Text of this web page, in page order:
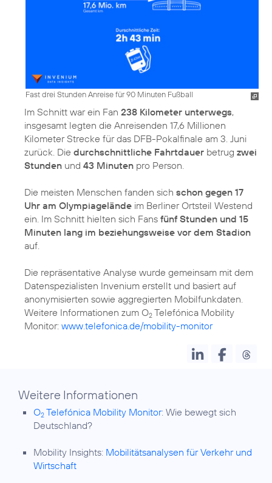
Fast drei Stunden Anreise für 90 Minuten Fußball
Im Schnitt war ein Fan 238 Kilometer unterwegs,
insgesamt legten die Anreisenden 17,6 Millionen
Kilometer Strecke für das DFB-Pokalfinale am 3. Juni
zurück. Die durchschnittliche Fahrtdauer betrug zwei
Stunden und 43 Minuten pro Person.
Die meisten Menschen fanden sich schon gegen 17
Uhr am Olympiagelände im Berliner Ortsteil Westend
ein. Im Schnitt hielten sich Fans fünf Stunden und 15
Minuten lang im beziehungsweise vor dem Stadion
auf.
Die repräsentative Analyse wurde gemeinsam mit dem
Datenspezialisten Invenium erstellt und basiert auf
anonymisierten sowie aggregierten Mobilfunkdaten.
Weitere Informationen zum O2 Telefónica Mobility
Monitor: www.telefonica.de/mobility-monitor
Weitere Informationen
O2 Telefónica Mobility Monitor: Wie bewegt sich
Deutschland?
Mobility Insights: Mobilitätsanalysen für Verkehr und
Wirtschaft